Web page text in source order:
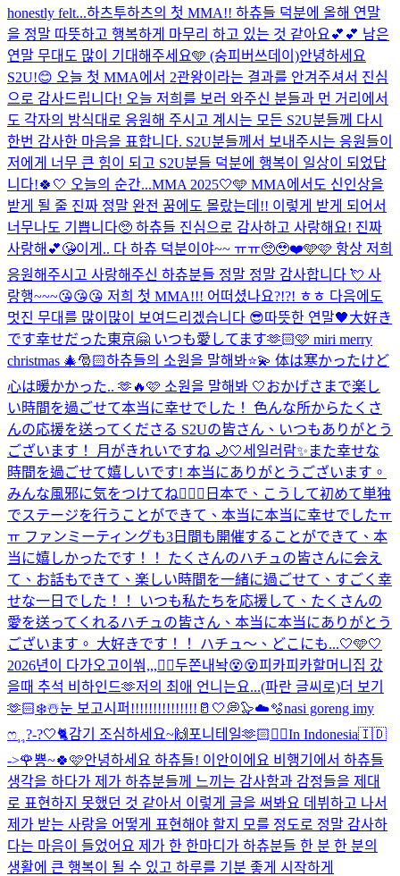
honestly felt...하츠투하츠의 첫 MMA!! 하츄들 덕분에 올해 연말
을 정말 따뜻하고 행복하게 마무리 하고 있는 것 같아요💕💕 남은
연말 무대도 많이 기대해주세요🩵 (숭피버쓰데이)안녕하세요
S2U!😊 오늘 첫 MMA에서 2관왕이라는 결과를 안겨주셔서 진심
으로 감사드립니다! 오늘 저희를 보러 와주신 분들과 먼 거리에서
도 각자의 방식대로 응원해 주시고 계시는 모든 S2U분들께 다시
한번 감사한 마음을 표합니다. S2U분들께서 보내주시는 응원들이
저에게 너무 큰 힘이 되고 S2U분들 덕분에 행복이 일상이 되었답
니다!🍀🤍 오늘의 순간...MMA 2025🤍🩵 MMA에서도 신인상을
받게 될 줄 진짜 정말 완전 꿈에도 몰랐는데!! 이렇게 받게 되어서
너무나도 기쁩니다🥺 하츄들 진심으로 감사하고 사랑해요! 진짜
사랑해💕😘이게.. 다 하츄 덕분이야~~ ㅠㅠ🥺🥹❤️🩵🩷 항상 저희
응원해주시고 사랑해주신 하츄분들 정말 정말 감사합니다 💘 사
랑행~~~😘😘😘 저희 첫 MMA!!! 어떠셨나요?!?! ㅎㅎ 다음에도
멋진 무대를 많이많이 보여드리겠습니다 😎따뜻한 연말🖤大好き
です幸せだった東京🤗 いつも愛してます🫶🏻🩷 miri merry
christmas 🎄🎅🏻하츄들의 소원을 말해봐⭐️💫 体は寒かったけど
心は暖かかった.. 🫶🔥🩷 소원을 말해봐 🤍おかげさまで楽し
い時間を過ごせて本当に幸せでした！ 色んな所からたくさ
んの応援を送ってくださる S2Uの皆さん、いつもありがとう
ございます！ 月がきれいですね 🌙🤍세일러람✨️ また幸せな
時間を過ごせて嬉しいです! 本当にありがとうございます。
みんな風邪に気をつけてね😵‍💫💕 日本で、こうして初めて単独
でステージを行うことができて、本当に本当に幸せでしたㅠ
ㅠ ファンミーティングも3日間も開催することができて、本
当に嬉しかったです！！ たくさんのハチュの皆さんに会え
て、お話もできて、楽しい時間を一緒に過ごせて、すごく幸
せな一日でした！！ いつも私たちを応援して、たくさんの
愛を送ってくれるハチュの皆さん、本当に本当にありがとう
ございます。 大好きです！！ ハチュ〜、どこにも...🤍🩵🤍
2026년이 다가오고이쒀,,,❤️‍🔥두쫀내놕😵😵피카피카할머니집 갔
을때 추석 비하인드🫶저의 최애 언니는요...(파란 글씨로)더 보기
🫶🏻❄️☃️눈 보고시퍼!!!!!!!!!!!!!!! 🥛🤍💭🦭☁️🫧nasi goreng imy
ෆ⸒⸒ ?-?🤍🐈감기 조심하세요~🙌 포니테일🫶🏻❤️‍🔥In Indonesia🇮🇩
->🌹뿅~🍀🩷안녕하세요 하츄들! 이안이에요 비행기에서 하츄들
생각을 하다가 제가 하츄분들께 느끼는 감사함과 감정들을 제대
로 표현하지 못했던 것 같아서 이렇게 글을 써봐요 데뷔하고 나서
제가 받는 사랑을 어떻게 표현해야 할지 모를 정도로 정말 감사하
다는 마음이 들었어요 제가 한 한마디가 하츄분들 한 분 한 분의
생활에 큰 행복이 될 수 있고 하루를 기분 좋게 시작하게